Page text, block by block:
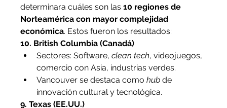
determinara cuáles son las 10 regiones de
Norteamérica con mayor complejidad
económica. Estos fueron los resultados:
10. British Columbia (Canadá)
Sectores: Software, clean tech, videojuegos,
comercio con Asia, industrias verdes.
Vancouver se destaca como hub de
innovación cultural y tecnológica.
9. Texas (EE.UU.)